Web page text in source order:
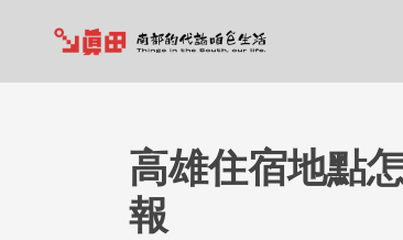
高雄住宿地點
報